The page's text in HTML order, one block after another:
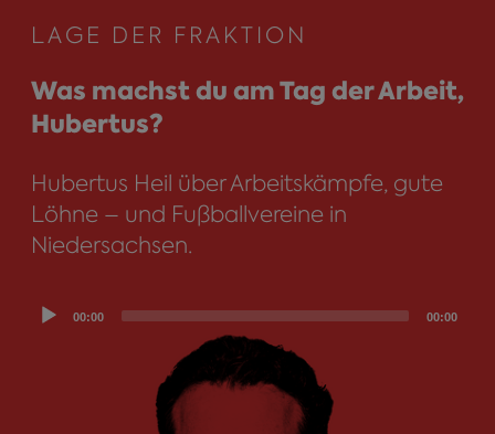
LAGE DER FRAKTION
Was machst du am Tag der Arbeit,
Hubertus?
Hubertus Heil über Arbeitskämpfe, gute
Löhne – und Fußballvereine in
Niedersachsen.
Audio
Player
00:00 00:00